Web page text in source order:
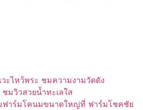
วะไหว้พระ ชมความงามวัดดัง
ชมวิวสวยน้ำทะเลใส
ฟาร์มโคนมขนาดใหญ่ที่ ฟาร์มโชคชัย